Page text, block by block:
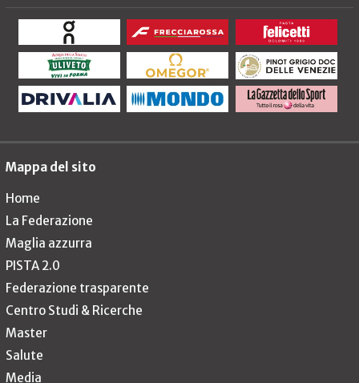
Mappa del sito
Home
La Federazione
Maglia azzurra
PISTA 2.0
Federazione trasparente
Centro Studi & Ricerche
Master
Salute
Media